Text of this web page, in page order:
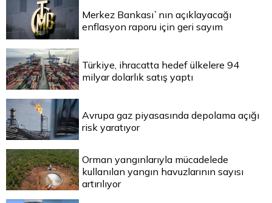
Merkez Bankası`nın açıklayacağı
enflasyon raporu için geri sayım
Türkiye, ihracatta hedef ülkelere 94
milyar dolarlık satış yaptı
Avrupa gaz piyasasında depolama açığı
risk yaratıyor
Orman yangınlarıyla mücadelede
kullanılan yangın havuzlarının sayısı
artırılıyor